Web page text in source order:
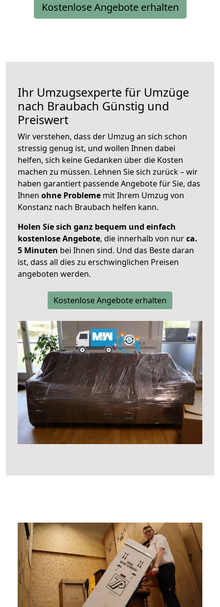
Kostenlose Angebote erhalten
Ihr Umzugsexperte für Umzüge
nach Braubach Günstig und
Preiswert
Wir verstehen, dass der Umzug an sich schon
stressig genug ist, und wollen Ihnen dabei
helfen, sich keine Gedanken über die Kosten
machen zu müssen. Lehnen Sie sich zurück – wir
haben garantiert passende Angebote für Sie, das
Ihnen ohne Probleme mit Ihrem Umzug von
Konstanz nach Braubach helfen kann.
Holen Sie sich ganz bequem und einfach
kostenlose Angebote, die innerhalb von nurca.
5 Minuten bei Ihnen sind. Und das Beste daran
ist, dass all dies zu erschwinglichen Preisen
angeboten werden.
Kostenlose Angebote erhalten